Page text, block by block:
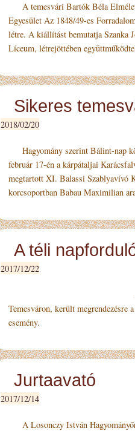
A temesvári Bartók Béla
Egyesület Az 1848/49-es
létre. A kiállítást bemutatja
Líceum, létrejöttében
Sikeres
2018/02/20
Hagyomány szerint Bálint-nap
február 17-én a kárpátaljai
megtartott XI. Balassi Szablyavívó
korcsoportban Babau Maximilian
A téli
2017/12/22
A Losonczy István
Temesváron, került
esemény.
Jurtaavató
2017/12/14
A Losonczy István